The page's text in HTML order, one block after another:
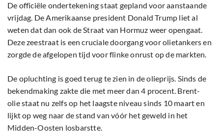
De officiële ondertekening staat gepland voor aanstaande
vrijdag. De Amerikaanse president Donald Trump liet al
weten dat dan ook de Straat van Hormuz weer opengaat.
Deze zeestraat is een cruciale doorgang voor olietankers en
zorgde de afgelopen tijd voor flinke onrust op de markten.
De opluchting is goed terug te zien in de olieprijs. Sinds de
bekendmaking zakte die met meer dan 4 procent. Brent-
olie staat nu zelfs op het laagste niveau sinds 10 maart en
lijkt op weg naar de stand van vóór het geweld in het
Midden-Oosten losbarstte.